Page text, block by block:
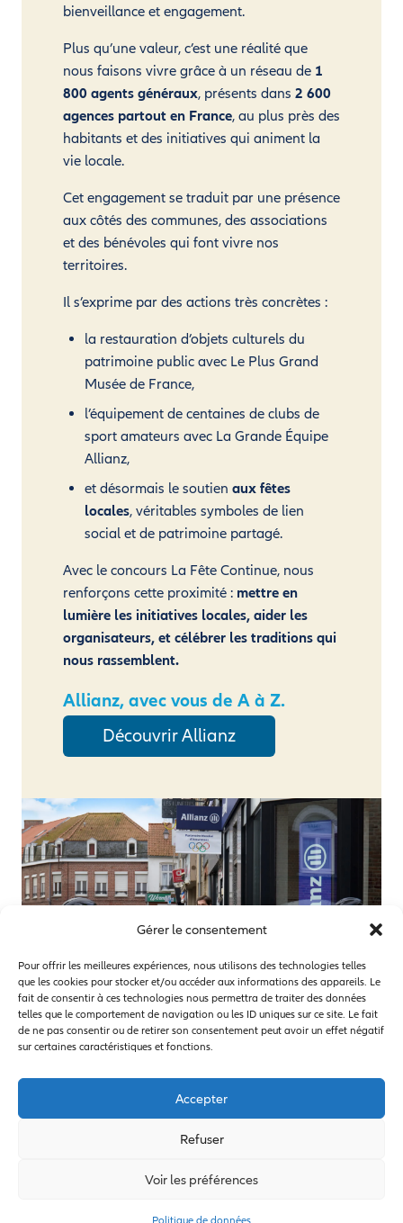
Gérer le consentement
Pour offrir les meilleures expériences, nous utilisons des technologies telles
que les cookies pour stocker et/ou accéder aux informations des appareils. Le
fait de consentir à ces technologies nous permettra de traiter des données
telles que le comportement de navigation ou les ID uniques sur ce site. Le fait
de ne pas consentir ou de retirer son consentement peut avoir un effet négatif
sur certaines caractéristiques et fonctions.
Accepter
Refuser
Voir les préférences
bienveillance et engagement.
Plus qu’une valeur, c’est une réalité que
nous faisons vivre grâce à un réseau de 1
800 agents généraux, présents dans 2 600
agences partout en France, au plus près des
habitants et des initiatives qui animent la
vie locale.
Cet engagement se traduit par une présence
aux côtés des communes, des associations
et des bénévoles qui font vivre nos
territoires.
Il s’exprime par des actions très concrètes :
la restauration d’objets culturels du
patrimoine public avec Le Plus Grand
Musée de France,
l’équipement de centaines de clubs de
sport amateurs avec La Grande Équipe
Allianz,
et désormais le soutien aux fêtes
locales, véritables symboles de lien
social et de patrimoine partagé.
Avec le concours La Fête Continue, nous
renforçons cette proximité : mettre en
lumière les initiatives locales, aider les
organisateurs, et célébrer les traditions qui
nous rassemblent.
Allianz, avec vous de A à Z.
Découvrir Allianz
Politique de données